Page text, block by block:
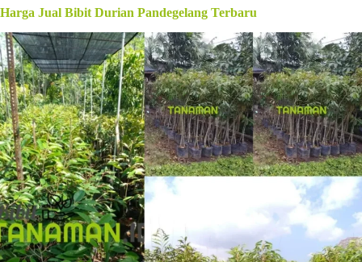
Harga Jual Bibit Durian Pandegelang Terbaru